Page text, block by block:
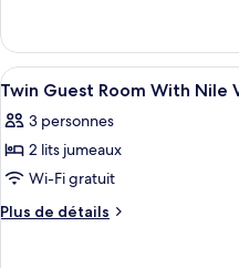
chambre :
King
Accessible
Executive
Corner
City
View
King
Accessible
Executive
City
View
Afficher
toutes
les
photos
pour
ce
15
Twin Guest Room With Nile
3 personnes
2 lits jumeaux
Wi-Fi gratuit
Plus de détails
Plus